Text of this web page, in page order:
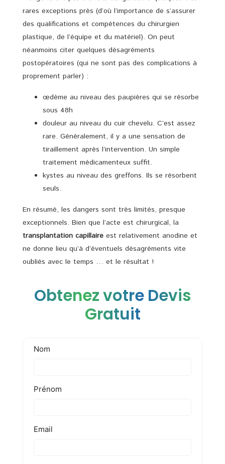
rares exceptions près (d’où l’importance de s’assurer
des qualifications et compétences du chirurgien
plastique, de l’équipe et du matériel). On peut
néanmoins citer quelques désagréments
postopératoires (qui ne sont pas des complications à
proprement parler) :
œdème au niveau des paupières qui se résorbe
sous 48h
douleur au niveau du cuir chevelu. C’est assez
rare. Généralement, il y a une sensation de
tiraillement après l’intervention. Un simple
traitement médicamenteux suffit.
kystes au niveau des greffons. Ils se résorbent
seuls.
En résumé, les dangers sont très limités, presque
exceptionnels. Bien que l’acte est chirurgical, la
transplantation capillaire est relativement anodine et
ne donne lieu qu’à d’éventuels désagréments vite
oubliés avec le temps … et le résultat !
Obtenez votre Devis
Gratuit